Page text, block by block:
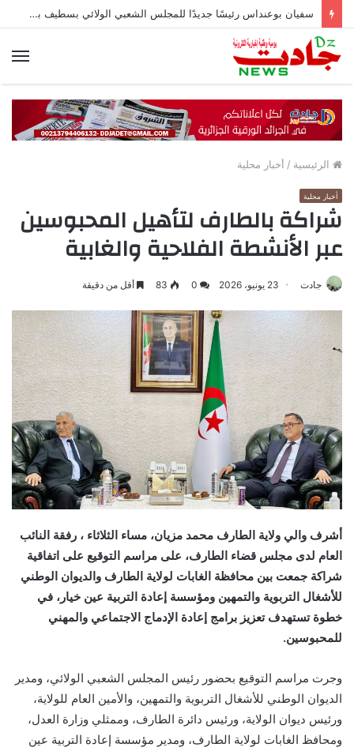
سفيان بوعنداس رئيسًا جديدًا للمجلس الشعبي الولائي بسطيف بالأغلبية
الرئيسية / أخبار محلية
أخبار محلية
شراكة بالطارف لتأهيل المحبوسين
عبر الأنشطة الفلاحية والغابية
جادت 23 يونيو، 2026 0
83 أقل من دقيقة
أشرف والي ولاية الطارف محمد مزيان، مساء الثلاثاء ، رفقة النائب
العام لدى مجلس قضاء الطارف، على مراسم التوقيع على اتفاقية
شراكة جمعت بين محافظة الغابات لولاية الطارف والديوان الوطني
للأشغال التربوية والتمهين ومؤسسة إعادة التربية عين خيار، في
خطوة تستهدف تعزيز برامج إعادة الإدماج الاجتماعي والمهني
للمحبوسين.
وجرت مراسم التوقيع بحضور رئيس المجلس الشعبي الولائي، ومدير
الديوان الوطني للأشغال التربوية والتمهين، والأمين العام للولاية،
ورئيس ديوان الولاية، ورئيس دائرة الطارف، وممثلي وزارة العدل،
ومحافظ الغابات لولاية الطارف، ومدير مؤسسة إعادة التربية عين